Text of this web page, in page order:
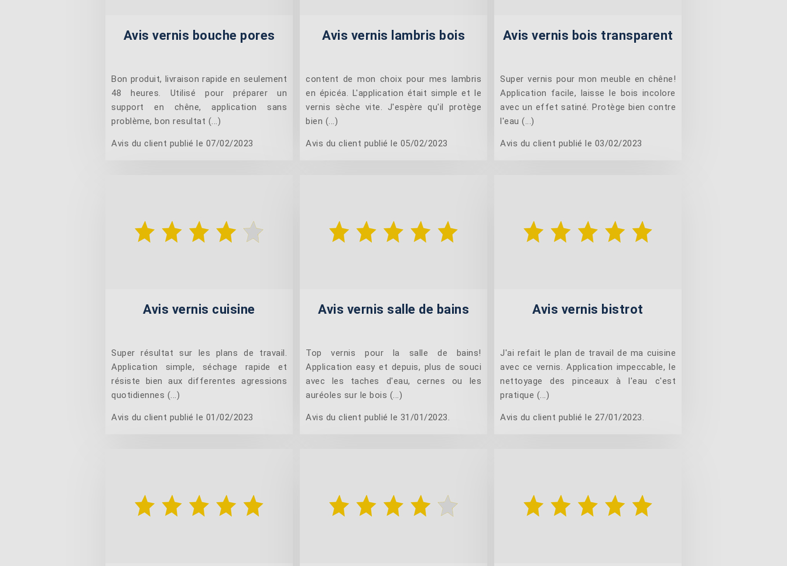
Avis vernis bouche pores
Bon produit, livraison rapide en seulement
48 heures. Utilisé pour préparer un
support en chêne, application sans
problème, bon resultat (...)
Avis du client publié le 07/02/2023
Avis vernis lambris bois
content de mon choix pour mes lambris
en épicéa. L'application était simple et le
vernis sèche vite. J'espère qu'il protège
bien (...)
Avis du client publié le 05/02/2023
Avis vernis bois transparent
Super vernis pour mon meuble en chêne!
Application facile, laisse le bois incolore
avec un effet satiné. Protège bien contre
l'eau (...)
Avis du client publié le 03/02/2023
Avis vernis cuisine
Super résultat sur les plans de travail.
Application simple, séchage rapide et
résiste bien aux differentes agressions
quotidiennes (...)
Avis du client publié le 01/02/2023
Avis vernis salle de bains
Top vernis pour la salle de bains!
Application easy et depuis, plus de souci
avec les taches d'eau, cernes ou les
auréoles sur le bois (...)
Avis du client publié le 31/01/2023.
Avis vernis bistrot
J'ai refait le plan de travail de ma cuisine
avec ce vernis. Application impeccable, le
nettoyage des pinceaux à l'eau c'est
pratique (...)
Avis du client publié le 27/01/2023.